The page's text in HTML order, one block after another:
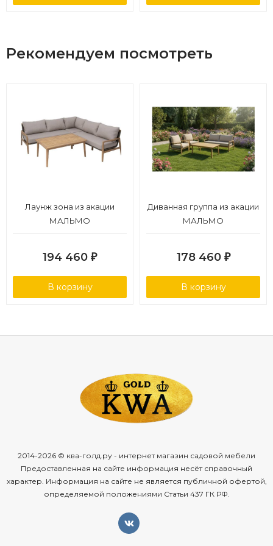
Рекомендуем посмотреть
Лаунж зона из акации
МАЛЬМО
194 460 ₽
В корзину
Диванная группа из акации
МАЛЬМО
178 460 ₽
В корзину
2014-2026 © ква-голд.ру - интернет магазин садовой мебели
Предоставленная на сайте информация несёт справочный
характер. Информация на сайте не является публичной офертой,
определяемой положениями Статьи 437 ГК РФ.